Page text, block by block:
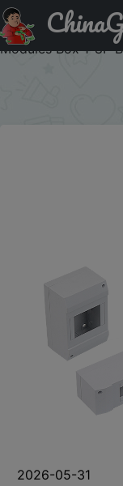
Купить по скидке:
Protection Plastic
Modules Box 1-8P
2026-05-31